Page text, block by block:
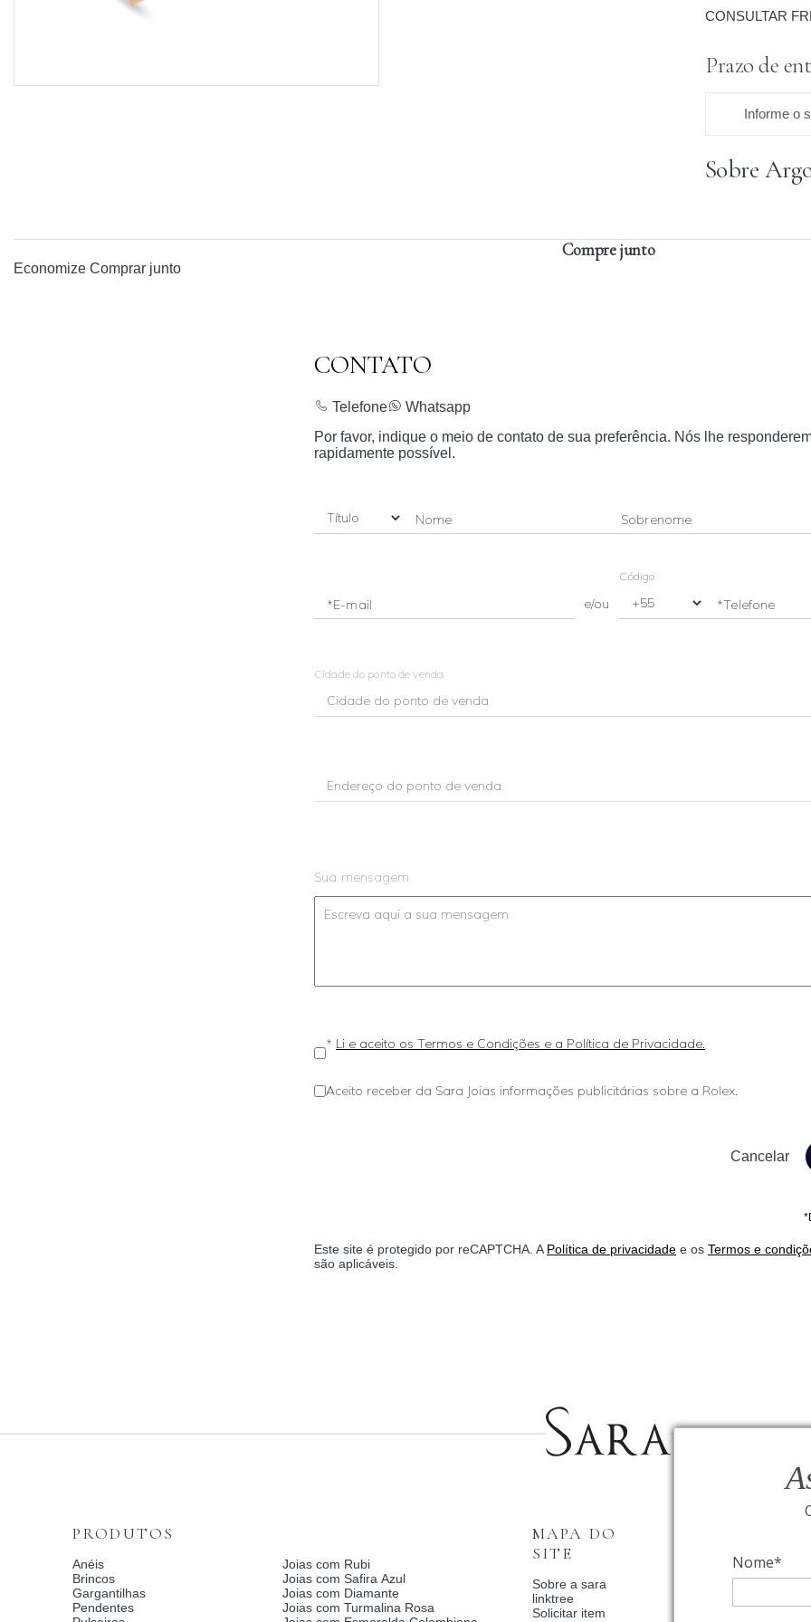
Nome*
CONSULTAR
Prazo de
Informe o
Sobre
Compre junto
Economize Comprar junto
CONTATO
Telefone
Whatsapp
Por favor, indique o meio de contato de sua preferência. Nós lhe
rapidamente possível.
Nome Sobrenome
*E-mail e/ou
Código
*Telefone
Cidade do ponto de venda
Sua mensagem
* Li e aceito os Termos e Condições e a Política de Privacidade.
Aceito receber da Sara Joias informações publicitárias sobre a Rolex.
Este site é protegido por reCAPTCHA. APolítica de privacidade e os Termos e
são aplicáveis.
Fale Conosco
Relógios BVLGARI
Condições de
MAPA DO
SITE
Sobre a sara
linktree
Solicitar item
PRODUTOS
Anéis
Brincos
Gargantilhas
Pendentes
Joias com Rubi
Joias com Safira Azul
Joias com Diamante
Joias com Turmalina Rosa